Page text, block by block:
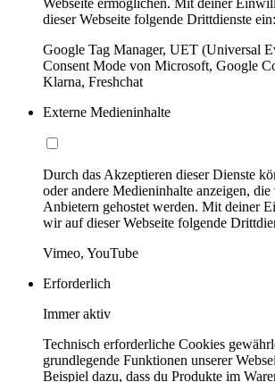
dieser Webseite folgende Drittdienste ein:
Google Tag Manager, UET (Universal
Consent Mode von Microsoft, Google
Klarna, Freshchat
Externe Medieninhalte
Durch das Akzeptieren dieser Dienste
oder andere Medieninhalte anzeigen, die
Anbietern gehostet werden. Mit deiner
wir auf dieser Webseite folgende
Vimeo, YouTube
Erforderlich
Immer aktiv
Technisch erforderliche Cookies
grundlegende Funktionen unserer
Beispiel dazu, dass du Produkte im